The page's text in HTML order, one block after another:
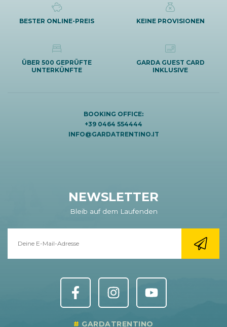
BESTER ONLINE-PREIS KEINE PROVISIONEN
ÜBER 500 GEPRÜFTE
UNTERKÜNFTE
GARDA GUEST CARD
INKLUSIVE
BOOKING OFFICE:
+39 0464 554444
INFO@GARDATRENTINO.IT
NEWSLETTER
Bleib auf dem Laufenden
GARDATRENTINO